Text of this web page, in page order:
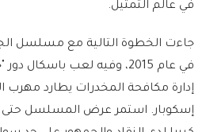
في عالم التمثيل.
في عام 2015، وفيه لعب
إدارة مكافحة المخدرات يطارد مهرب